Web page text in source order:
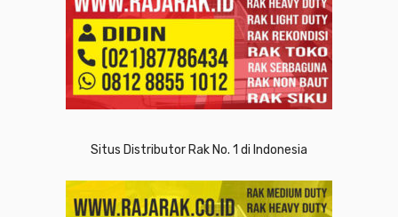
Situs Distributor Rak No. 1 di Indonesia